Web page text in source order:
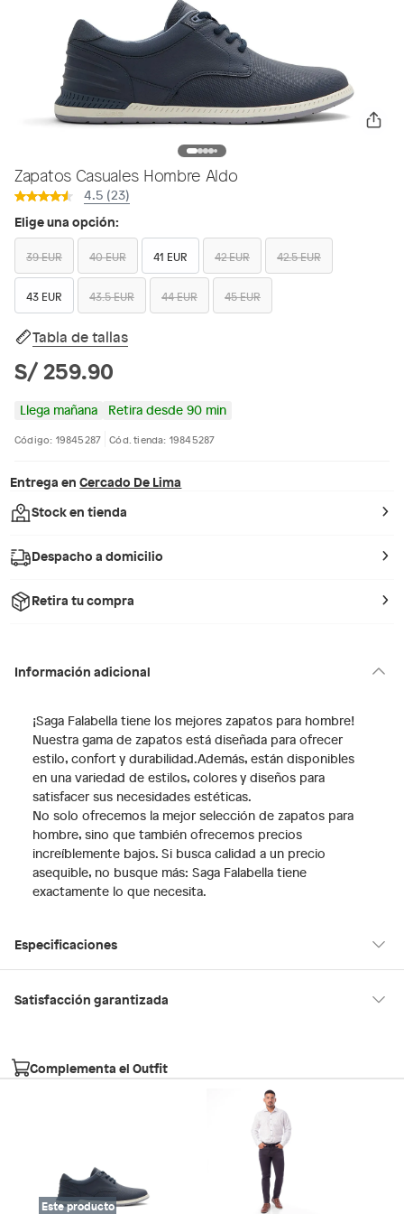
Zapatos Casuales Hombre Aldo
4.5 (23)
Elige una opción:
39 EUR 40 EUR 41 EUR 42 EUR 42.5 EUR
43 EUR 43.5 EUR 44 EUR 45 EUR
Tabla de tallas
S/ 259.90
Llega mañana Retira desde 90 min
Código: 19845287 Cód. tienda: 19845287
Entrega en Cercado De Lima
Stock en tienda
Despacho a domicilio
Retira tu compra
Información adicional
¡Saga Falabella tiene los mejores zapatos para hombre!
Nuestra gama de zapatos está diseñada para ofrecer
estilo, confort y durabilidad.Además, están disponibles
en una variedad de estilos, colores y diseños para
satisfacer sus necesidades estéticas.
No solo ofrecemos la mejor selección de zapatos para
hombre, sino que también ofrecemos precios
increíblemente bajos. Si busca calidad a un precio
asequible, no busque más: Saga Falabella tiene
exactamente lo que necesita.
Especificaciones
Género
Zapatos casuales
Satisfacción garantizada
Sin embargo, tenemos categorías que cuentan con plazos
diferentes, otras con restricciones y algunas que no se pueden
Falabella, Tottus y otros vendedores
48 horas: cemento, mezclas de hormigón, morteros, yeso y
otros productos para asfalto, hormigón, albañilería.
Complementa el Outfit
Este producto